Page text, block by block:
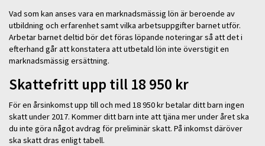
Vad som kan anses vara en marknadsmässig lön är beroende av
utbildning och erfarenhet samt vilka arbetsuppgifter barnet utför.
Arbetar barnet deltid bör det föras löpande noteringar så att det i
efterhand går att konstatera att utbetald lön inte överstigit en
marknadsmässig ersättning.
Skattefritt upp till 18 950 kr
För en årsinkomst upp till och med 18 950 kr betalar ditt barn ingen
skatt under 2017. Kommer ditt barn inte att tjäna mer under året ska
du inte göra något avdrag för preliminär skatt. På inkomst däröver
ska skatt dras enligt tabell.